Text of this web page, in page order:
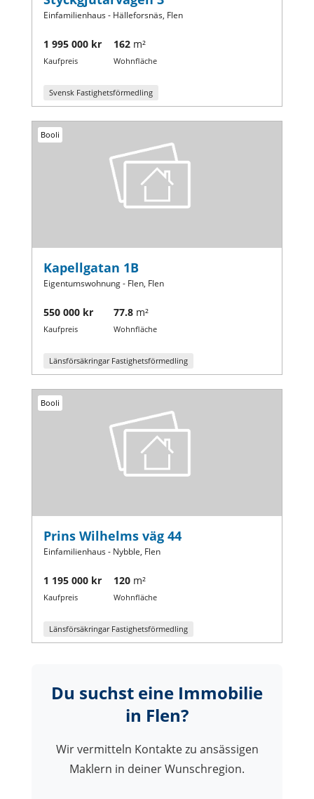
Einfamilienhaus - Hälleforsnäs, Flen
1 995 000 kr
Kaufpreis
162 m²
Wohnfläche
Svensk Fastighetsförmedling
Booli
Kapellgatan 1B
Eigentumswohnung - Flen, Flen
550 000 kr
Kaufpreis
77.8 m²
Wohnfläche
Länsförsäkringar Fastighetsförmedling
Booli
Prins Wilhelms väg 44
Einfamilienhaus - Nybble, Flen
1 195 000 kr
Kaufpreis
120 m²
Wohnfläche
Länsförsäkringar Fastighetsförmedling
Du suchst eine Immobilie
in Flen?
Wir vermitteln Kontakte zu ansässigen
Maklern in deiner Wunschregion.